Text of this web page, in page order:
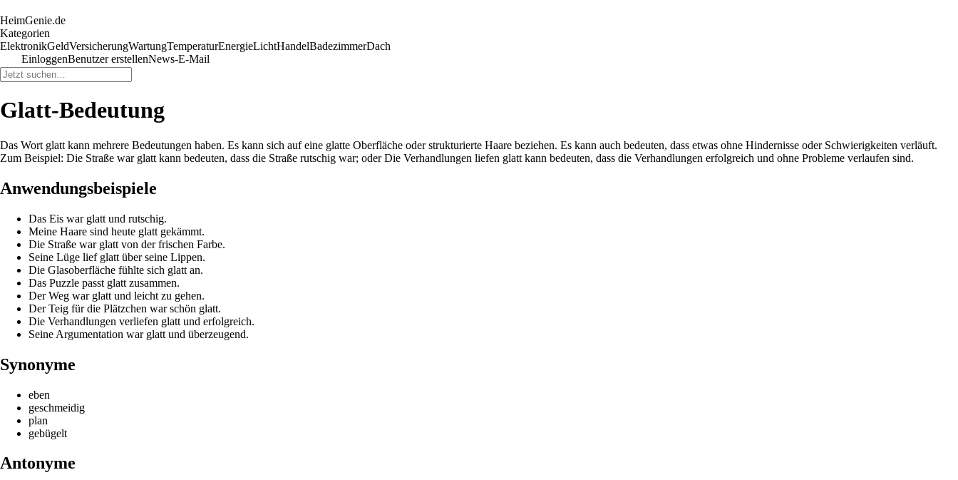
HeimGenie.de
Kategorien
ElektronikGeldVersicherungWartungTemperaturEnergieLichtHandelBadezimmerDach
EinloggenBenutzer erstellenNews-E-Mail
Glatt-Bedeutung
Das Wort glatt kann mehrere Bedeutungen haben. Es kann sich auf eine glatte Oberfläche oder strukturierte Haare beziehen. Es kann auch bedeuten, dass etwas ohne Hindernisse oder Schwierigkeiten verläuft.
Zum Beispiel: Die Straße war glatt kann bedeuten, dass die Straße rutschig war; oder Die Verhandlungen liefen glatt kann bedeuten, dass die Verhandlungen erfolgreich und ohne Probleme verlaufen sind.
Anwendungsbeispiele
Das Eis war glatt und rutschig.
Meine Haare sind heute glatt gekämmt.
Die Straße war glatt von der frischen Farbe.
Seine Lüge lief glatt über seine Lippen.
Die Glasoberfläche fühlte sich glatt an.
Das Puzzle passt glatt zusammen.
Der Weg war glatt und leicht zu gehen.
Der Teig für die Plätzchen war schön glatt.
Die Verhandlungen verliefen glatt und erfolgreich.
Seine Argumentation war glatt und überzeugend.
Synonyme
eben
geschmeidig
plan
gebügelt
Antonyme